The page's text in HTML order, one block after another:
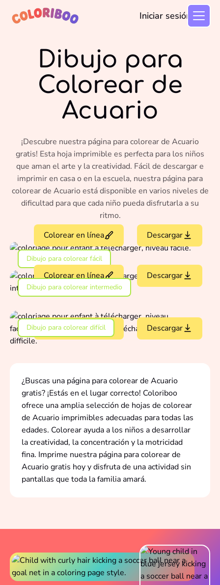
Iniciar sesión
Dibujo para
Colorear de
Acuario
¡Descubre nuestra página para colorear de Acuario
gratis! Esta hoja imprimible es perfecta para los niños
que aman el arte y la creatividad. Fácil de descargar e
imprimir en casa o en la escuela, nuestra página para
colorear de Acuario está disponible en varios niveles de
dificultad para que cada niño pueda disfrutarla a su
ritmo.
Colorear en línea
Descargar
Dibujo para colorear fácil
Colorear en línea
Dibujo para colorear intermedio
Descargar
Colorear en línea
Dibujo para colorear difícil Descargar
¿Buscas una página para colorear de Acuario
gratis? ¡Estás en el lugar correcto! Coloriboo
ofrece una amplia selección de hojas de colorear
de Acuario imprimibles adecuadas para todas las
edades. Colorear ayuda a los niños a desarrollar
la creatividad, la concentración y la motricidad
fina. Imprime nuestra página para colorear de
Acuario gratis hoy y disfruta de una actividad sin
pantallas que toda la familia amará.